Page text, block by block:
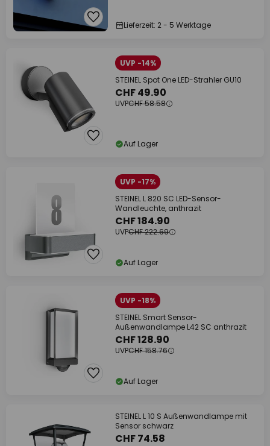
Lieferzeit: 2 - 5 Werktage
UVP -14%
STEINEL Spot One LED-Strahler GU10
CHF 49.90
UVPCHF 58.58
Auf Lager
UVP -17%
STEINEL L 820 SC LED-Sensor-
Wandleuchte, anthrazit
CHF 184.90
UVPCHF 222.69
Auf Lager
UVP -18%
STEINEL Smart Sensor-
Außenwandlampe L42 SC anthrazit
CHF 128.90
UVPCHF 158.76
Auf Lager
STEINEL L 10 S Außenwandlampe mit
Sensor schwarz
CHF 74.58